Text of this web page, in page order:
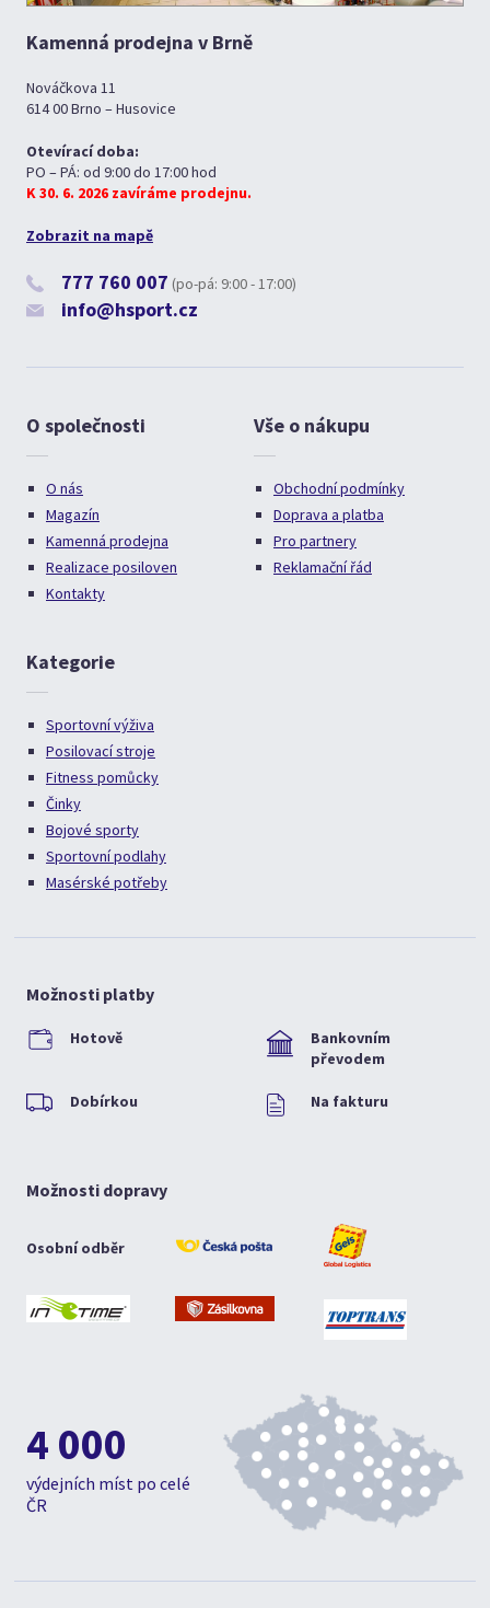
Kamenná prodejna v Brně
Nováčkova 11
614 00 Brno – Husovice
Otevírací doba:
PO – PÁ: od 9:00 do 17:00 hod
K 30. 6. 2026 zavíráme prodejnu.
Zobrazit na mapě
777 760 007 (po-pá: 9:00 - 17:00)
info@hsport.cz
O společnosti
O nás
Magazín
Kamenná prodejna
Realizace posiloven
Kontakty
Vše o nákupu
Obchodní podmínky
Doprava a platba
Pro partnery
Reklamační řád
Kategorie
Sportovní výživa
Posilovací stroje
Fitness pomůcky
Činky
Bojové sporty
Sportovní podlahy
Masérské potřeby
Možnosti platby
Hotově
Bankovním
převodem
Dobírkou Na fakturu
Možnosti dopravy
Osobní odběr
4 000
výdejních míst po celé
ČR